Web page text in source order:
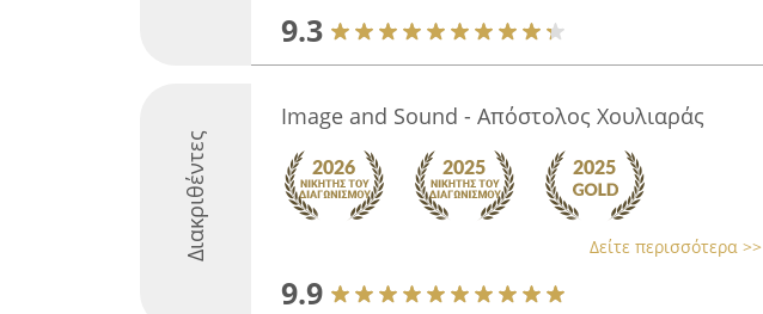
9.3
Διακριθέντες
Image and Sound - Απόστολος Χουλιαράς
Δείτε περισσότερα >>
9.9